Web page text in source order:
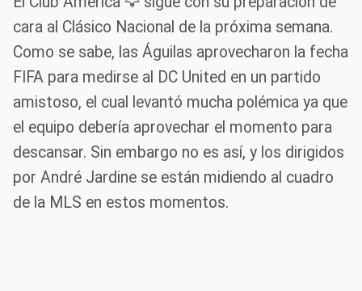
cara al Clásico Nacional de la próxima semana.
Como se sabe, las Águilas aprovecharon la fecha
FIFA para medirse al DC United en un partido
amistoso, el cual levantó mucha polémica ya que
el equipo debería aprovechar el momento para
descansar. Sin embargo no es así, y los dirigidos
por André Jardine se están midiendo al cuadro
de la MLS en estos momentos.